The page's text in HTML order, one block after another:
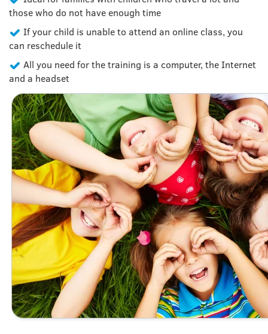
those who do not have enough time
If your child is unable to attend an online class, you
can reschedule it
All you need for the training is a computer, the Internet
and a headset